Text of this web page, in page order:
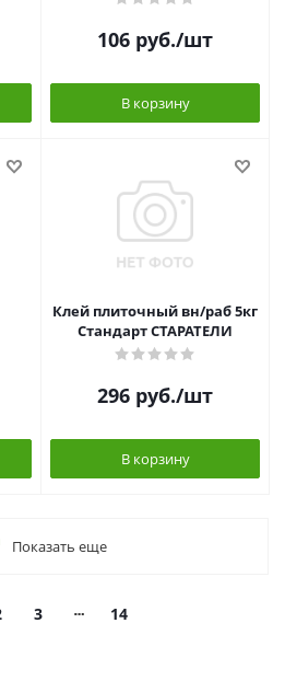
106 руб./шт
В корзину
Клей плиточный вн/раб 5кг
Стандарт СТАРАТЕЛИ
296 руб./шт
В корзину
Показать еще
3 14